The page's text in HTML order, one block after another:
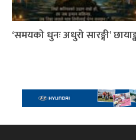
‘समयको धुनः अधुरो सारङ्गी’